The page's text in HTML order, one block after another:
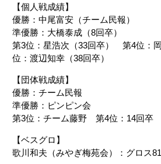
【個人戦成績】
優勝：中尾富安（チーム民報）
準優勝：大橋泰成（8回卒）
第3位：星浩次（33回卒） 第4位：
位：渡辺知幸（38回卒）
【団体戦成績】
優勝：チーム民報
準優勝：ピンピン会
第3位：チーム藤野 第4位：14回卒
【ベスグロ】
歌川和夫（みやぎ梅苑会）：グロス81